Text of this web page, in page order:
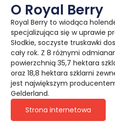
O Royal Berry
Royal Berry to wiodąca
specjalizująca się w uprawie
Słodkie, soczyste truskawki
cały rok. Z 8 różnymi
powierzchnią 35,7 hektara
oraz 18,8 hektara szklarni
jest największym
Gelderland.
Strona internetowa